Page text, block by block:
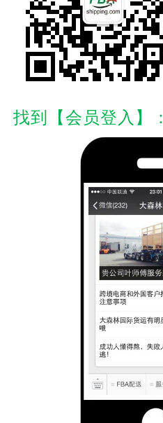
找到【会员登入】：